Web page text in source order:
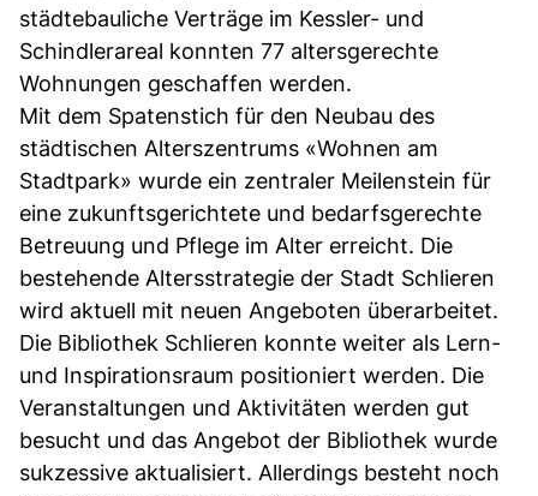
städtebauliche Verträge im Kessler- und
Schindlerareal konnten 77 altersgerechte
Wohnungen geschaffen werden.
Mit dem Spatenstich für den Neubau des
städtischen Alterszentrums «Wohnen am
Stadtpark» wurde ein zentraler Meilenstein für
eine zukunftsgerichtete und bedarfsgerechte
Betreuung und Pflege im Alter erreicht. Die
bestehende Altersstrategie der Stadt Schlieren
wird aktuell mit neuen Angeboten überarbeitet.
Die Bibliothek Schlieren konnte weiter als Lern-
und Inspirationsraum positioniert werden. Die
Veranstaltungen und Aktivitäten werden gut
besucht und das Angebot der Bibliothek wurde
sukzessive aktualisiert. Allerdings besteht noch